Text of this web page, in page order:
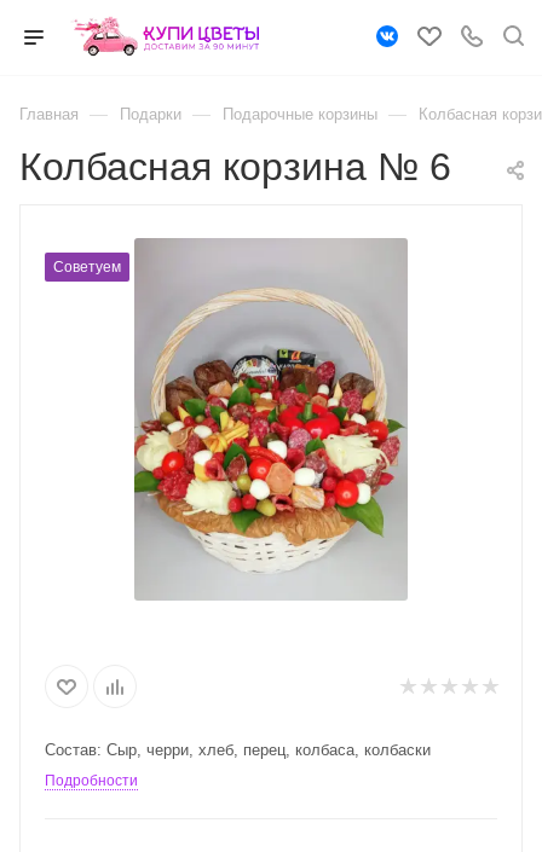
Главная — Подарки — Подарочные корзины — Колбасная
Колбасная корзина № 6
Советуем
Состав: Сыр, черри, хлеб, перец, колбаса, колбаски
Подробности